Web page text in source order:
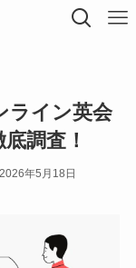
ライン英会
調査！
2026年5月18日